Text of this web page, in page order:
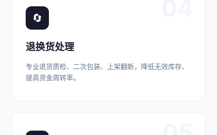
🔄
退换货处理
专业退货质检、二次包装、上架翻新，降低无效库存、
提高资金周转率。